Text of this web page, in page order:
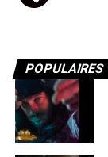
POPULAIRES